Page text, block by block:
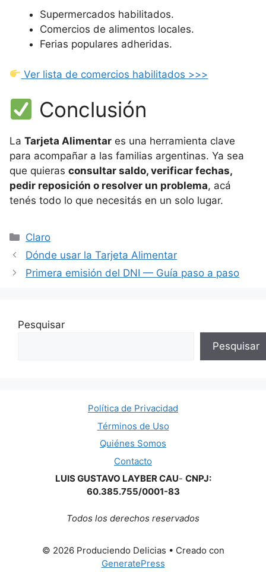
Supermercados habilitados.
Comercios de alimentos locales.
Ferias populares adheridas.
Ver lista de comercios habilitados >>>
Conclusión
La Tarjeta Alimentar es una herramienta clave
para acompañar a las familias argentinas. Ya sea
que quieras consultar saldo, verificar fechas,
pedir reposición o resolver un problema, acá
tenés todo lo que necesitás en un solo lugar.
Categorías
Claro
Dónde usar la Tarjeta Alimentar
Primera emisión del DNI — Guía paso a paso
Pesquisar
Pesquisar
Política de Privacidad
Términos de Uso
Quiénes Somos
Contacto
LUIS GUSTAVO LAYBER CAU- CNPJ:
60.385.755/0001-83
Todos los derechos reservados
© 2026 Produciendo Delicias • Creado con
GeneratePress